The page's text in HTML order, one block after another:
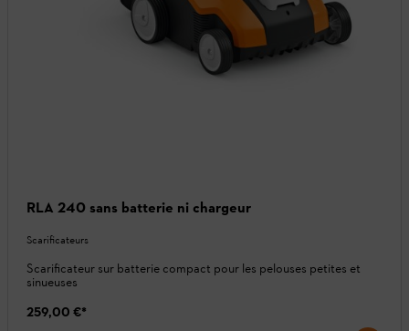
RLA 240 sans batterie ni chargeur
Scarificateurs
Scarificateur sur batterie compact pour les pelouses petites et
sinueuses
259,00 €*